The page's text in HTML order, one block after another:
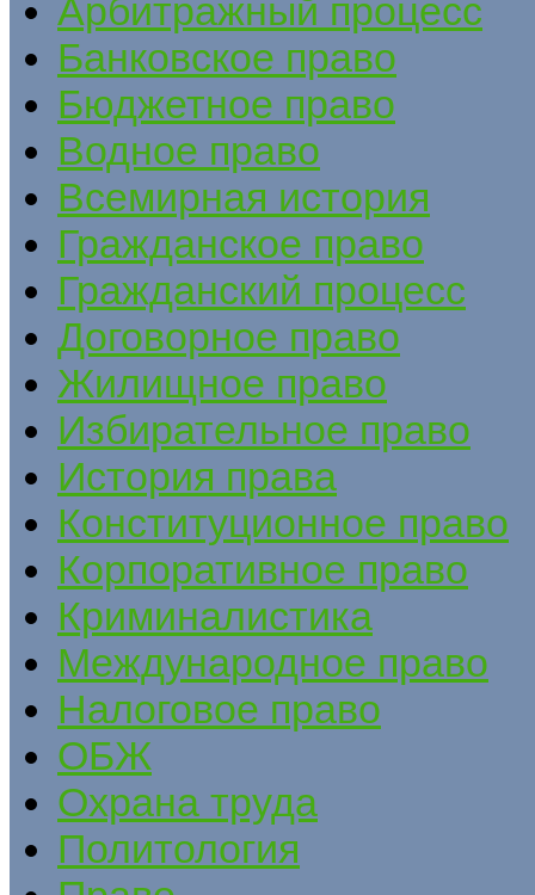
Арбитражный процесс
Банковское право
Бюджетное право
Водное право
Всемирная история
Гражданское право
Гражданский процесс
Договорное право
Жилищное право
Избирательное право
История права
Конституционное право
Корпоративное право
Криминалистика
Международное право
Налоговое право
ОБЖ
Охрана труда
Политология